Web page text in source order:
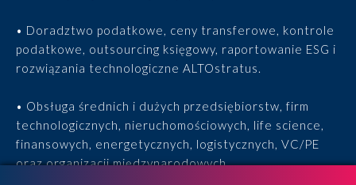
• Doradztwo podatkowe, ceny transferowe, kontrole
podatkowe, outsourcing księgowy, raportowanie ESG i
rozwiązania technologiczne ALTOstratus.
• Obsługa średnich i dużych przedsiębiorstw, firm
technologicznych, nieruchomościowych, life science,
finansowych, energetycznych, logistycznych, VC/PE
oraz organizacji międzynarodowych.